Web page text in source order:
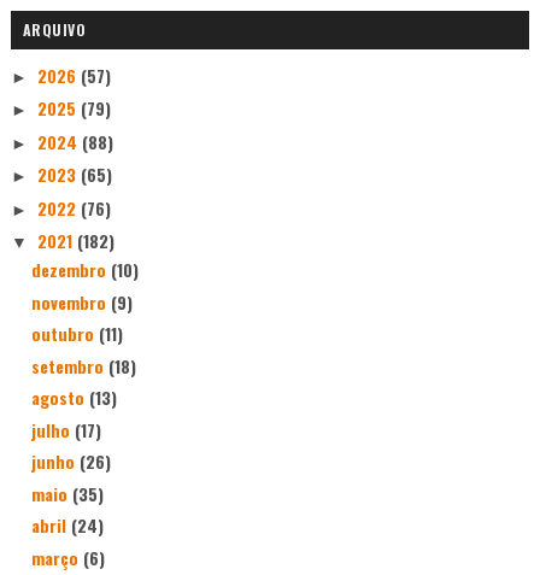
ARQUIVO
► 2026 (57)
► 2025 (79)
► 2024 (88)
► 2023 (65)
► 2022 (76)
▼ 2021 (182)
dezembro (10)
novembro (9)
outubro (11)
setembro (18)
agosto (13)
julho (17)
junho (26)
maio (35)
abril (24)
março (6)